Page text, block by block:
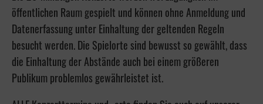
öffentlichen Raum gespielt und können ohne Anmeldung und
Datenerfassung unter Einhaltung der geltenden Regeln
besucht werden. Die Spielorte sind bewusst so gewählt, dass
die Einhaltung der Abstände auch bei einem größeren
Publikum problemlos gewährleistet ist.